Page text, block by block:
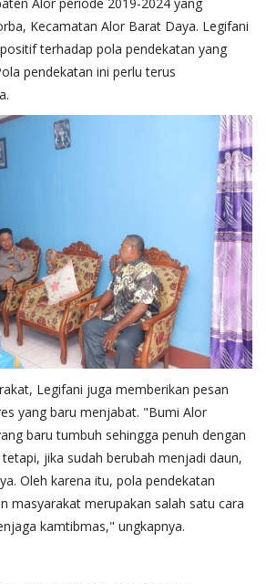
Kecamatan Alor Barat Daya. Legifani
terhadap pola pendekatan yang
pendekatan ini perlu terus
Legifani juga memberikan pesan
yang baru menjabat. "Bumi Alor
baru tumbuh sehingga penuh dengan
jika sudah berubah menjadi daun,
Oleh karena itu, pola pendekatan
masyarakat merupakan salah satu cara
kamtibmas," ungkapnya.